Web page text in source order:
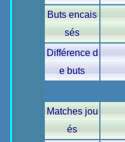
Buts encais
sés
Différence d
e buts
Matches jou
és